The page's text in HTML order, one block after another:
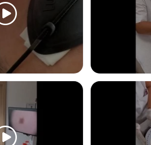
KOSMETICKÁ OŠETŘENÍ
Radiofrekvence
Od 10.000 Kč
Neinvazivní liposukce